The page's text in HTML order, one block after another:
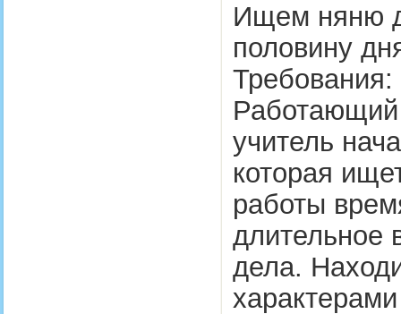
Ищем няню
половину
Работающий
учитель
которая
работы
длительное
дела.